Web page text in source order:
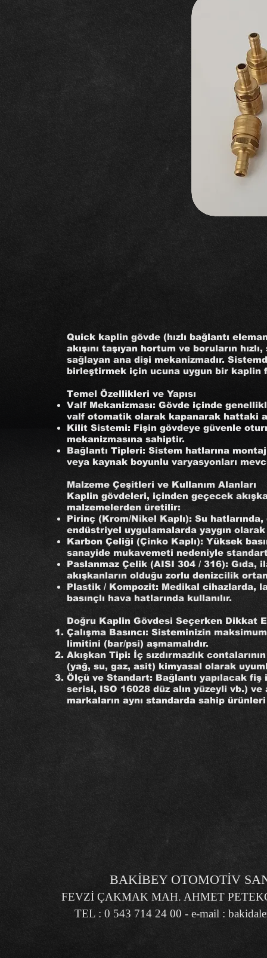
Quick kaplin gövde (hızlı bağlantı
akışını taşıyan hortum ve boruların
sağlayan ana dişi mekanizmadır.
birleştirmek için ucuna uygun bir kaplin
Temel Özellikleri ve Yapısı
Valf Mekanizması: Gövde içinde
valf otomatik olarak kapanarak hattaki
Kilit Sistemi: Fişin gövdeye güvenle
mekanizmasına sahiptir.
Bağlantı Tipleri: Sistem hatlarına
veya kaynak boyunlu varyasyonları
Malzeme Çeşitleri ve Kullanım Alanları
Kaplin gövdeleri, içinden geçecek
malzemelerden üretilir:
Pirinç (Krom/Nikel Kaplı): Su
endüstriyel uygulamalarda yaygın
Karbon Çeliği (Çinko Kaplı): Yüksek
sanayide mukavemeti nedeniyle
Paslanmaz Çelik (AISI 304 / 316): Gıda,
akışkanların olduğu zorlu denizcilik
Plastik / Kompozit: Medikal cihazlarda,
basınçlı hava hatlarında kullanılır.
Doğru Kaplin Gövdesi Seçerken Dikkat
Çalışma Basıncı: Sisteminizin
limitini (bar/psi) aşmamalıdır.
Akışkan Tipi: İç sızdırmazlık
(yağ, su, gaz, asit) kimyasal olarak
Ölçü ve Standart: Bağlantı yapılacak fiş
serisi, ISO 16028 düz alın yüzeyli vb.) ve
markaların aynı standarda sahip
BAKİBEY OTOMOTİV
FEVZİ ÇAKMAK MAH. AHMET
TEL : 0 543 714 24 00 - e-mail :